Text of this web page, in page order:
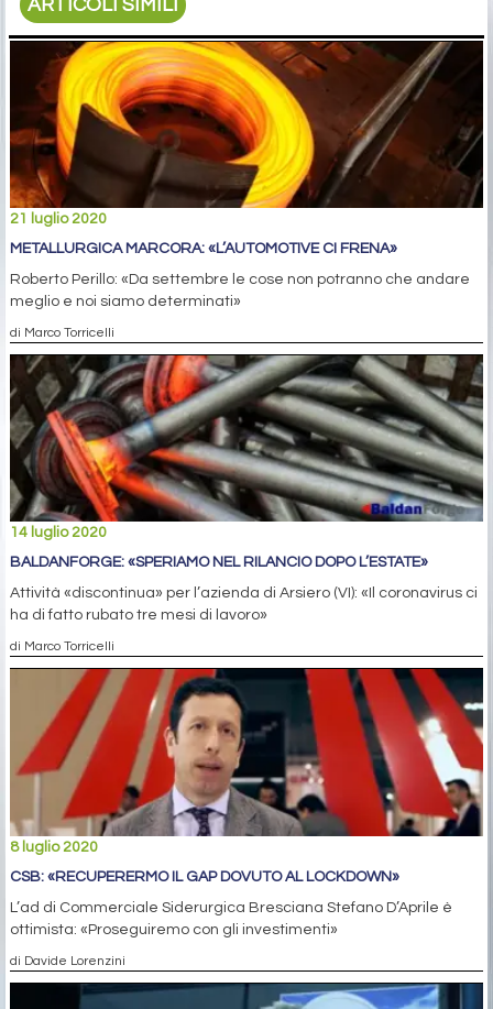
ARTICOLI SIMILI
21 luglio 2020
METALLURGICA MARCORA: «L’AUTOMOTIVE CI FRENA»
Roberto Perillo: «Da settembre le cose non potranno che andare
meglio e noi siamo determinati»
di Marco Torricelli
14 luglio 2020
BALDANFORGE: «SPERIAMO NEL RILANCIO DOPO L’ESTATE»
Attività «discontinua» per l’azienda di Arsiero (VI): «Il coronavirus ci
ha di fatto rubato tre mesi di lavoro»
di Marco Torricelli
8 luglio 2020
CSB: «RECUPERERMO IL GAP DOVUTO AL LOCKDOWN»
L’ad di Commerciale Siderurgica Bresciana Stefano D’Aprile è
ottimista: «Proseguiremo con gli investimenti»
di Davide Lorenzini